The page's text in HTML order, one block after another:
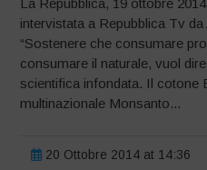
intervistata a Repubblica Tv
“Sostenere che consumare
consumare il naturale, vuol
scientifica infondata. Il cotone
multinazionale Monsanto...
20 Ottobre 2014 at 14:36